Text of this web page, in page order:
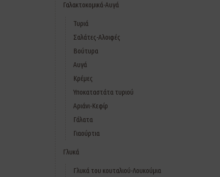
Γαλακτοκομικά-Αυγά
Τυριά
Σαλάτες-Αλοιφές
Βούτυρα
Αυγά
Κρέμες
Υποκαταστάτα τυριού
Αριάνι-Κεφίρ
Γάλατα
Γιαούρτια
Γλυκά
Γλυκά του κουταλιού-Λουκούμια